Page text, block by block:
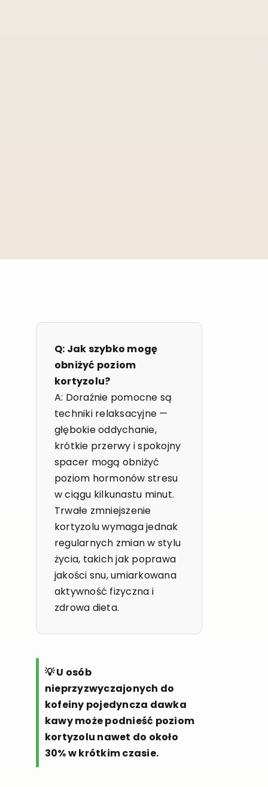
Q: Jak szybko mogę
obniżyć poziom
kortyzolu?
A: Doraźnie pomocne są
techniki relaksacyjne —
głębokie oddychanie,
krótkie przerwy i spokojny
spacer mogą obniżyć
poziom hormonów stresu
w ciągu kilkunastu minut.
Trwałe zmniejszenie
kortyzolu wymaga jednak
regularnych zmian w stylu
życia, takich jak poprawa
jakości snu, umiarkowana
aktywność fizyczna i
zdrowa dieta.
💡 U osób
nieprzyzwyczajonych do
kofeiny pojedyncza dawka
kawy może podnieść poziom
kortyzolu nawet do około
30% w krótkim czasie.